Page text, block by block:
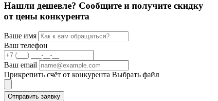
Нашли дешевле? Сообщите и получите скидку
от цены конкурента
Ваше имя
Ваш телефон
Ваш email
Прикрепить счёт от конкурента Выбрать файл
Отправить заявку